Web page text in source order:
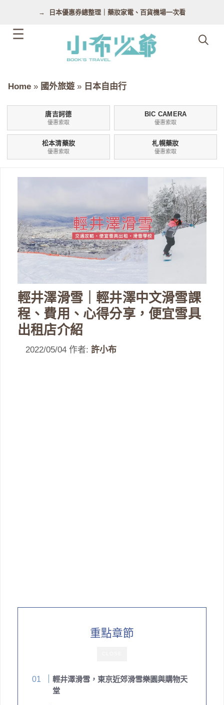
日本優惠券總整理｜藥妝家電、百貨機場一次看
Home » 國外旅遊 » 日本自由行
唐吉訶德
優惠索取
BIC CAMERA
優惠索取
松本清藥妝
優惠索取
札幌藥妝
優惠索取
輕井澤滑雪｜輕井澤中文滑雪課
程、費用、心得分享，便宜雪具
出租店介紹
2022/05/04 作者: 許小布
重點章節
輕井澤滑雪，東京近郊滑雪樂園與購物天
堂